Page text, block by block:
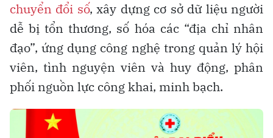
chuyển đổi số, xây dựng cơ sở dữ liệu người
dễ bị tổn thương, số hóa các “địa chỉ nhân
đạo”, ứng dụng công nghệ trong quản lý hội
viên, tình nguyện viên và huy động, phân
phối nguồn lực công khai, minh bạch.